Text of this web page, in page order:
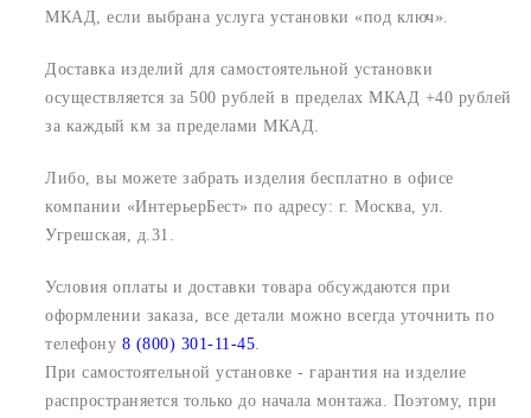
МКАД, если выбрана услуга установки «под ключ».
Доставка изделий для самостоятельной установки
осуществляется за 500 рублей в пределах МКАД +40 рублей
за каждый км за пределами МКАД.
Либо, вы можете забрать изделия бесплатно в офисе
компании «ИнтерьерБест» по адресу: г. Москва, ул.
Угрешская, д.31.
Условия оплаты и доставки товара обсуждаются при
оформлении заказа, все детали можно всегда уточнить по
телефону 8 (800) 301-11-45
При самостоятельной установке - гарантия на изделие
распространяется только до начала монтажа. Поэтому, при